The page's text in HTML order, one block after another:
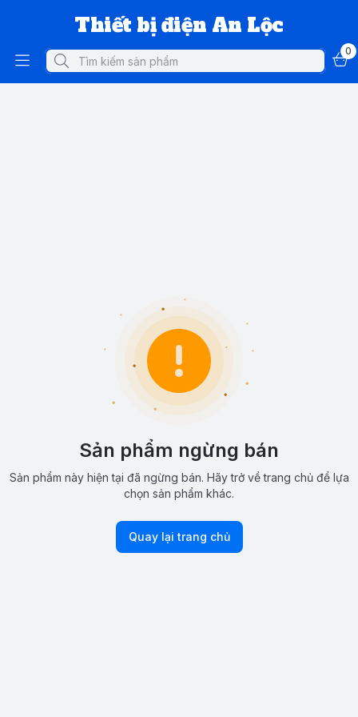
Thiết bị điện An Lộc
0
Sản phẩm ngừng bán
Sản phẩm này hiện tại đã ngừng bán. Hãy trở về trang chủ để lựa
chọn sản phẩm khác.
Quay lại trang chủ